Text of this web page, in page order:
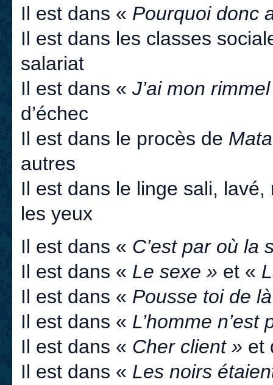
Il est dans « Pourquoi donc
Il est dans les classes
salariat
Il est dans « J’ai mon
d’échec
Il est dans le procès de
autres
Il est dans le linge sali,
les yeux
Il est dans « C’est par où la
Il est dans « Le sexe » et «
Il est dans « Pousse toi de
Il est dans « L’homme n’est
Il est dans « Cher client » et
Il est dans « Les noirs